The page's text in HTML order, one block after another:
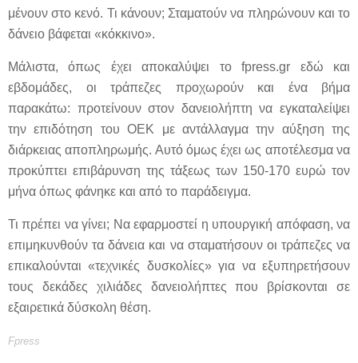
μένουν στο κενό. Τι κάνουν; Σταματούν να πληρώνουν και το
δάνειο βάφεται «κόκκινο».
Μάλιστα, όπως έχει αποκαλύψει το fpress.gr εδώ και
εβδομάδες, οι τράπεζες προχωρούν και ένα βήμα
παρακάτω: προτείνουν στον δανειολήπτη να εγκαταλείψει
την επιδότηση του ΟΕΚ με αντάλλαγμα την αύξηση της
διάρκειας αποπληρωμής. Αυτό όμως έχει ως αποτέλεσμα να
προκύπτει επιβάρυνση της τάξεως των 150-170 ευρώ τον
μήνα όπως φάνηκε και από το παράδειγμα.
Τι πρέπει να γίνει; Να εφαρμοστεί η υπουργική απόφαση, να
επιμηκυνθούν τα δάνεια και να σταματήσουν οι τράπεζες να
επικαλούνται «τεχνικές δυσκολίες» για να εξυπηρετήσουν
τους δεκάδες χιλιάδες δανειολήπτες που βρίσκονται σε
εξαιρετικά δύσκολη θέση.
Fpress